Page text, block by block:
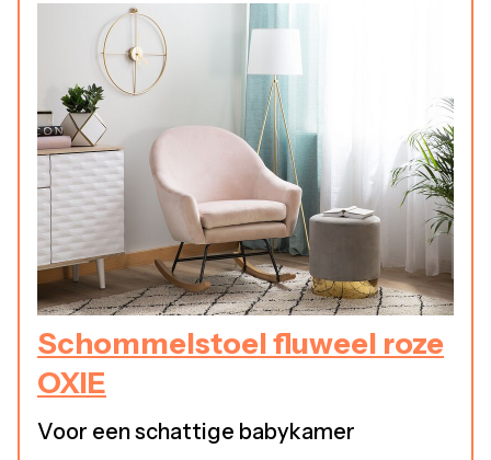
Schommelstoel fluweel roze
OXIE
Voor een schattige babykamer